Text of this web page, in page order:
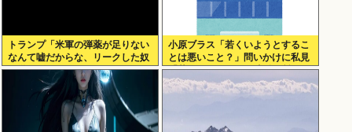
トランプ「米軍の弾薬が足りない
なんて嘘だからな、リークした奴
は懲役刑だ！」
小原ブラス「若くいようとするこ
とは悪いこと？」問いかけに私見
「若作りして20代の土俵で戦おう
とし出すとクソ痛いヤツに…」